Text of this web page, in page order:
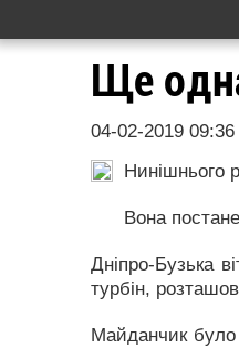
Ще
04-02-2019 09:36
Нинішнього
Вона
Дніпро-Бузька
турбін,
Майданчик було